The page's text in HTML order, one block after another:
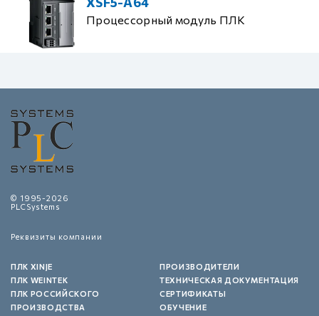
Процессорный модуль ПЛК
© 1995-2026
PLCSystems
Реквизиты компании
ПЛК XINJE
ПЛК WEINTEK
ПЛК РОССИЙСКОГО
ПРОИЗВОДСТВА
ПРОИЗВОДИТЕЛИ
ТЕХНИЧЕСКАЯ ДОКУМЕНТАЦИЯ
СЕРТИФИКАТЫ
ОБУЧЕНИЕ